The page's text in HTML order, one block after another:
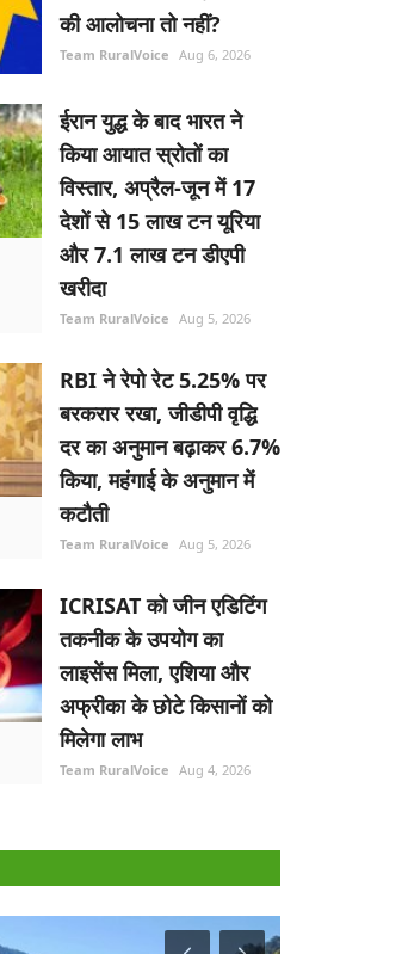
की आलोचना तो नहीं?
Team RuralVoice Aug 6, 2026
ईरान युद्ध के बाद भारत ने
किया आयात स्रोतों का
विस्तार, अप्रैल-जून में 17
देशों से 15 लाख टन यूरिया
और 7.1 लाख टन डीएपी
खरीदा
Team RuralVoice Aug 5, 2026
RBI ने रेपो रेट 5.25% पर
बरकरार रखा, जीडीपी वृद्धि
दर का अनुमान बढ़ाकर 6.7%
किया, महंगाई के अनुमान में
कटौती
Team RuralVoice Aug 5, 2026
ICRISAT को जीन एडिटिंग
तकनीक के उपयोग का
लाइसेंस मिला, एशिया और
अफ्रीका के छोटे किसानों को
मिलेगा लाभ
Team RuralVoice Aug 4, 2026